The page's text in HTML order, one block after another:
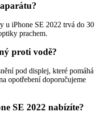
u iPhone SE 2022 trvá do 30
prachem.
proti vodě?
pod displej, které pomáhá
opotřebení doporučujeme
SE 2022 nabízíte?